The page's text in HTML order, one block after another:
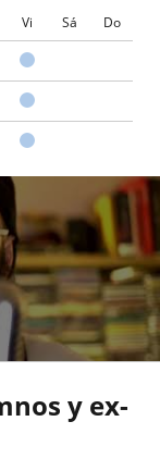
Vi Sá Do
y ex-